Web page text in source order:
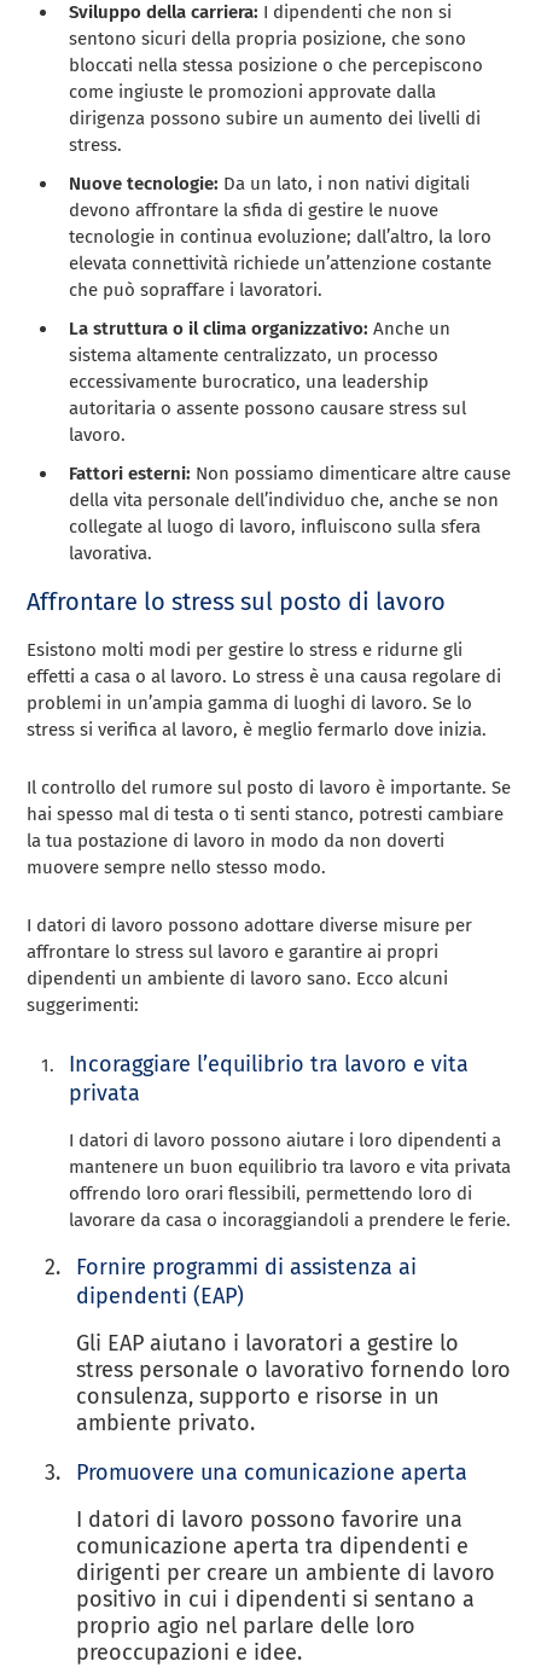
Sviluppo della carriera: I dipendenti che non si
sentono sicuri della propria posizione, che sono
bloccati nella stessa posizione o che percepiscono
come ingiuste le promozioni approvate dalla
dirigenza possono subire un aumento dei livelli di
stress.
Nuove tecnologie: Da un lato, i non nativi digitali
devono affrontare la sfida di gestire le nuove
tecnologie in continua evoluzione; dall’altro, la loro
elevata connettività richiede un’attenzione costante
che può sopraffare i lavoratori.
La struttura o il clima organizzativo: Anche un
sistema altamente centralizzato, un processo
eccessivamente burocratico, una leadership
autoritaria o assente possono causare stress sul
lavoro.
Fattori esterni: Non possiamo dimenticare altre cause
della vita personale dell’individuo che, anche se non
collegate al luogo di lavoro, influiscono sulla sfera
lavorativa.
Affrontare lo stress sul posto di lavoro
Esistono molti modi per gestire lo stress e ridurne gli
effetti a casa o al lavoro. Lo stress è una causa regolare di
problemi in un’ampia gamma di luoghi di lavoro. Se lo
stress si verifica al lavoro, è meglio fermarlo dove inizia.
Il controllo del rumore sul posto di lavoro è importante. Se
hai spesso mal di testa o ti senti stanco, potresti cambiare
la tua postazione di lavoro in modo da non doverti
muovere sempre nello stesso modo.
I datori di lavoro possono adottare diverse misure per
affrontare lo stress sul lavoro e garantire ai propri
dipendenti un ambiente di lavoro sano. Ecco alcuni
suggerimenti:
Incoraggiare l’equilibrio tra lavoro e vita
privata
I datori di lavoro possono aiutare i loro dipendenti a
mantenere un buon equilibrio tra lavoro e vita privata
offrendo loro orari flessibili, permettendo loro di
lavorare da casa o incoraggiandoli a prendere le ferie.
Fornire programmi di assistenza ai
dipendenti (EAP)
Gli EAP aiutano i lavoratori a gestire lo
stress personale o lavorativo fornendo loro
consulenza, supporto e risorse in un
ambiente privato.
Promuovere una comunicazione aperta
I datori di lavoro possono favorire una
comunicazione aperta tra dipendenti e
dirigenti per creare un ambiente di lavoro
positivo in cui i dipendenti si sentano a
proprio agio nel parlare delle loro
preoccupazioni e idee.